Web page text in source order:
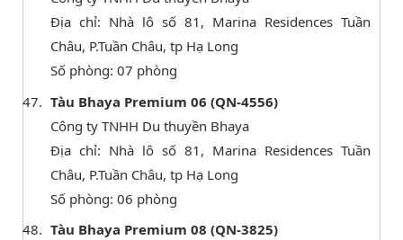
Địa chỉ: Nhà lô số 81, Marina Residences Tuần
Châu, P.Tuần Châu, tp Hạ Long
Số phòng: 07 phòng
Tàu Bhaya Premium 06 (QN-4556)
Công ty TNHH Du thuyền Bhaya
Địa chỉ: Nhà lô số 81, Marina Residences Tuần
Châu, P.Tuần Châu, tp Hạ Long
Số phòng: 06 phòng
Tàu Bhaya Premium 08 (QN-3825)